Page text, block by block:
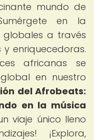
mundo de
en la
a través
enriquecedoras.
africanas se
en nuestro
del Afrobeats:
en la música
viaje único lleno
¡Explora,